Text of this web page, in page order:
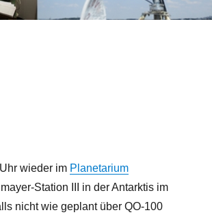
wieder im Planetarium
Station III in der Antarktis im
nicht wie geplant über QO-100